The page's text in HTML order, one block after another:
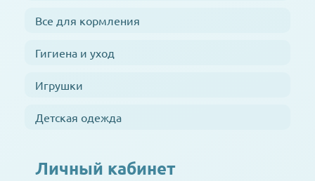
Все для кормления
Гигиена и уход
Игрушки
Детская одежда
Личный кабинет